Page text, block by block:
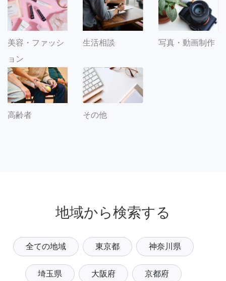
美容・ファッシ
ョン
生活相談 写真・動画制作
高齢者 その他
地域から検索する
全ての地域 東京都 神奈川県
埼玉県 大阪府 京都府